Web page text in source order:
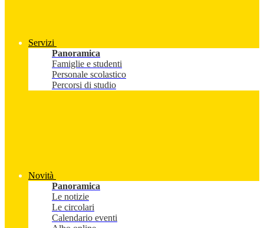
Servizi
Panoramica
Famiglie e studenti
Personale scolastico
Percorsi di studio
Novità
Panoramica
Le notizie
Le circolari
Calendario eventi